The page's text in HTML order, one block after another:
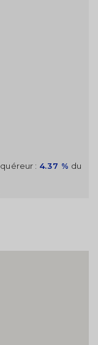
: 4.37 % du